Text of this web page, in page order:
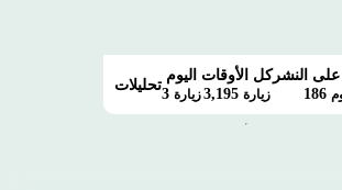
تحليلات
اليوم
3 زيارة
كل الأوقات
3,195 زيارة
النشر
186